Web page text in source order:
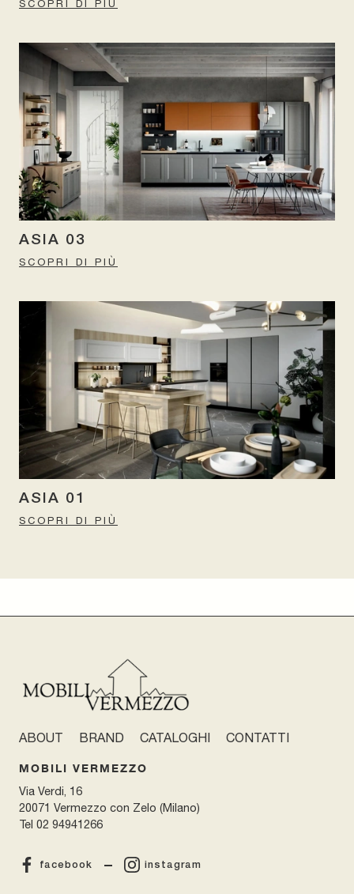
SCOPRI DI PIÙ
ASIA 03
SCOPRI DI PIÙ
ASIA 01
SCOPRI DI PIÙ
ABOUT BRAND CATALOGHI CONTATTI
MOBILI VERMEZZO
Via Verdi, 16
20071 Vermezzo con Zelo (Milano)
Tel 02 94941266
facebook instagram